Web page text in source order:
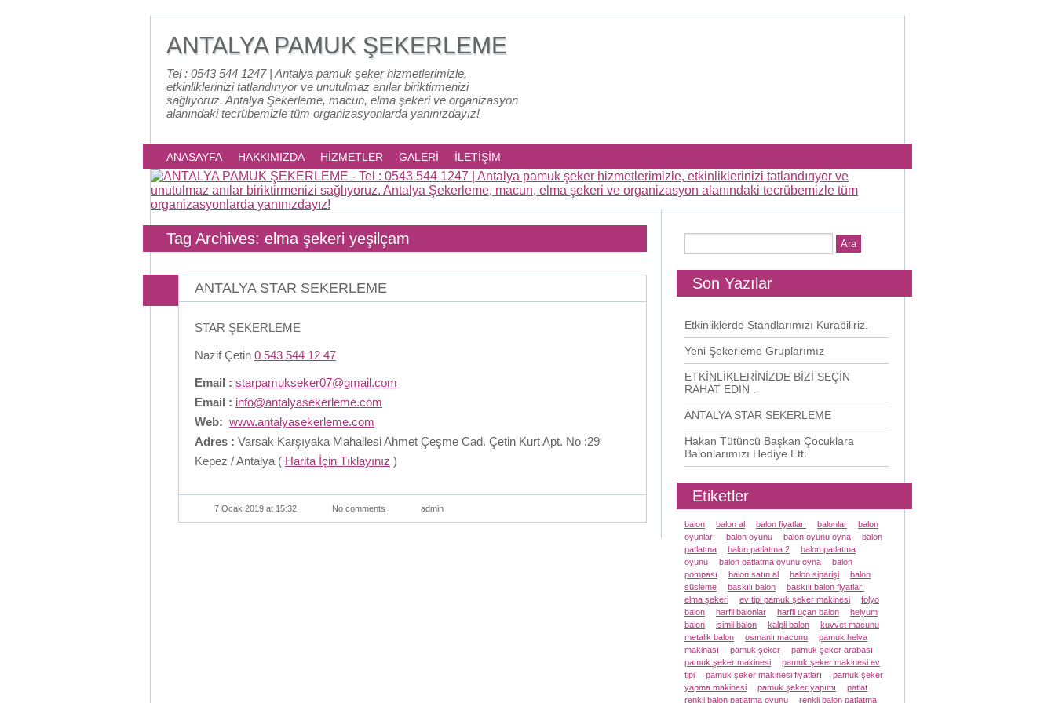
ANTALYA PAMUK ŞEKERLEME
Tel : 0543 544 1247 | Antalya pamuk şeker hizmetlerimizle,
etkinliklerinizi tatlandırıyor ve unutulmaz anılar biriktirmenizi
sağlıyoruz. Antalya Şekerleme, macun, elma şekeri ve organizasyon
alanındaki tecrübemizle tüm organizasyonlarda yanınızdayız!
ANASAYFA HAKKIMIZDA HİZMETLER GALERİ İLETİŞİM
Tag Archives: elma şekeri yeşilçam
ANTALYA STAR SEKERLEME
STAR ŞEKERLEME
Nazif Çetin 0 543 544 12 47
Email : starpamukseker07@gmail.com
Email : info@antalyasekerleme.com
Web: www.antalyasekerleme.com
Adres : Varsak Karşıyaka Mahallesi Ahmet Çeşme Cad. Çetin Kurt Apt. No :29
Kepez / Antalya ( Harita İçin Tıklayınız )
7 Ocak 2019 at 15:32 No comments admin
Son Yazılar
Etkinliklerde Standlarımızı Kurabiliriz.
Yeni Şekerleme Gruplarımız
ETKİNLİKLERİNİZDE BİZİ SEÇİN
RAHAT EDİN .
ANTALYA STAR SEKERLEME
Hakan Tütüncü Başkan Çocuklara
Balonlarımızı Hediye Etti
Etiketler
balon balon al balon fiyatları balonlar
balon
oyunları
balon oyunu balon oyunu oyna
balon
patlatma
balon patlatma 2
balon patlatma
oyunu
balon patlatma oyunu oyna
balon
pompası
balon satın al balon siparişi
balon
süsleme
baskılı balon
baskılı balon fiyatları
elma şekeri
ev tipi pamuk şeker makinesi
folyo
balon
harfli balonlar harfli uçan balon
helyum
balon
isimli balon kalpli balon
kuvvet macunu
metalik balon
osmanlı macunu
pamuk helva
makinası
pamuk şeker
pamuk şeker arabası
pamuk şeker makinesi
pamuk şeker makinesi ev
tipi
pamuk şeker makinesi fiyatları
pamuk şeker
yapma makinesi
pamuk şeker yapımı
patlat
renkli balon patlatma oyunu
renkli balon patlatma